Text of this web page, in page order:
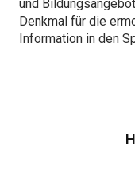
und
Denkmal für die
Information in den